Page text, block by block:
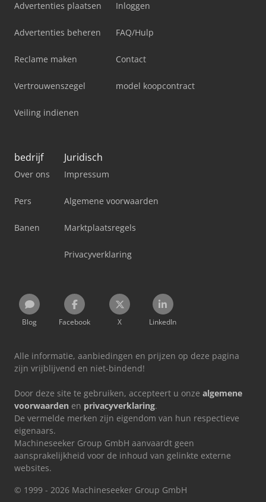
Advertenties plaatsen
Advertenties beheren
Reclame maken
Vertrouwenszegel
Veiling indienen
Inloggen
FAQ/Hulp
Contact
model koopcontract
bedrijf
Over ons
Pers
Banen
Juridisch
Impressum
Algemene voorwaarden
Marktplaatsregels
Privacyverklaring
Blog Facebook X LinkedIn
Alle informatie, aanbiedingen en prijzen op deze pagina
zijn vrijblijvend en niet-bindend!
Door deze site te gebruiken, accepteert u onze algemene
voorwaarden en privacyverklaring.
De vermelde merken zijn eigendom van hun respectieve
eigenaars.
Machineseeker Group GmbH aanvaardt geen
aansprakelijkheid voor de inhoud van gelinkte externe
websites.
© 1999 - 2026 Machineseeker Group GmbH